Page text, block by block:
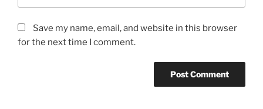
Save my name, email, and website in this browser
for the next time I comment.